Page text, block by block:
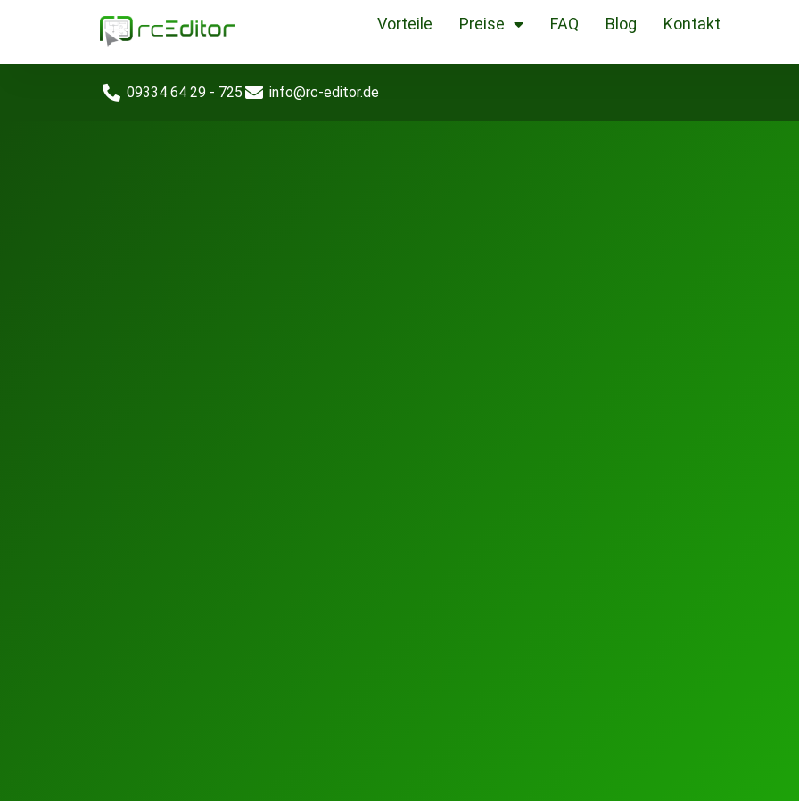
Vorteile Preise FAQ Blog Kontakt
09334 64 29 - 725 info@rc-editor.de